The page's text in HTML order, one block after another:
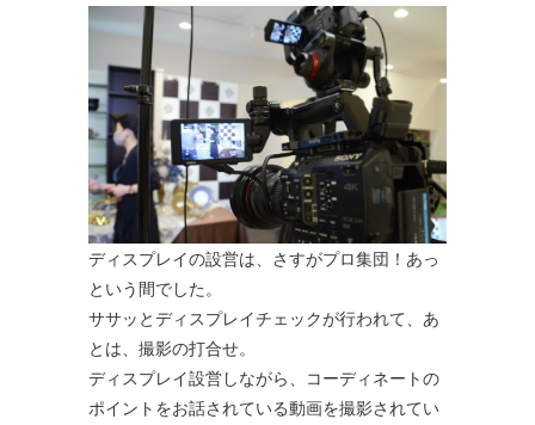
ディスプレイの設営は、さすがプロ集団！あっ
という間でした。
ササッとディスプレイチェックが行われて、あ
とは、撮影の打合せ。
ディスプレイ設営しながら、コーディネートの
ポイントをお話されている動画を撮影されてい